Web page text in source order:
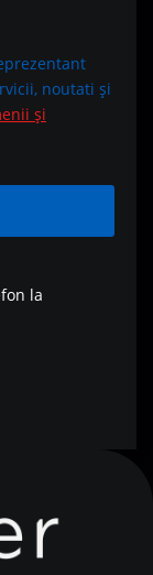
noutati și
și
la